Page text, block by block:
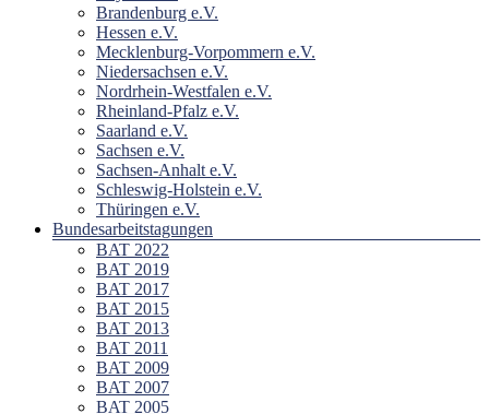
Brandenburg e.V.
Hessen e.V.
Mecklenburg-Vorpommern e.V.
Niedersachsen e.V.
Nordrhein-Westfalen e.V.
Rheinland-Pfalz e.V.
Saarland e.V.
Sachsen e.V.
Sachsen-Anhalt e.V.
Schleswig-Holstein e.V.
Thüringen e.V.
Bundesarbeitstagungen
BAT 2022
BAT 2019
BAT 2017
BAT 2015
BAT 2013
BAT 2011
BAT 2009
BAT 2007
BAT 2005